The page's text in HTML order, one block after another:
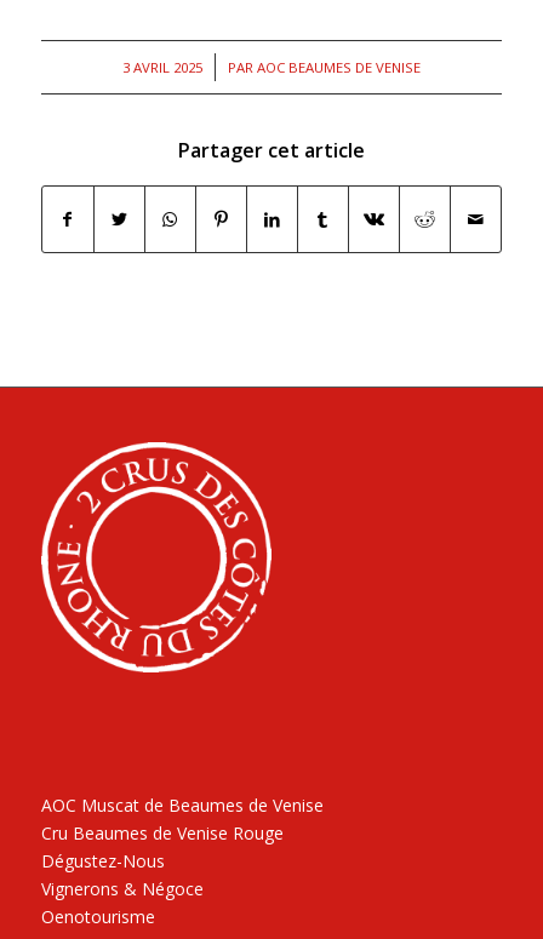
3 AVRIL 2025
/ PAR AOC BEAUMES DE VENISE
Partager cet article
AOC Muscat de Beaumes de Venise
Cru Beaumes de Venise Rouge
Dégustez-Nous
Vignerons & Négoce
Oenotourisme